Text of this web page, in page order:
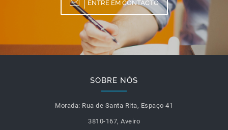
ENTRE EM CONTACTO
SOBRE NÓS
Morada: Rua de Santa Rita, Espaço 41
3810-167, Aveiro